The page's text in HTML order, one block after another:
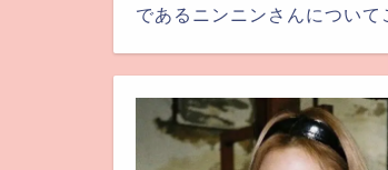
であるニンニンさんについ